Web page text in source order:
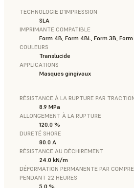
TECHNOLOGIE D’IMPRESSION
SLA
IMPRIMANTE COMPATIBLE
Form 4B, Form 4BL, Form 3B,
COULEURS
Translucide
APPLICATIONS
Masques gingivaux
RÉSISTANCE À LA RUPTURE PAR
8.9 MPa
ALLONGEMENT À LA RUPTURE
120.0 %
DURETÉ SHORE
80.0 A
RÉSISTANCE AU DÉCHIREMENT
24.0 kN/m
DÉFORMATION PERMANENTE PAR
PENDANT 22 HEURES
5.0 %